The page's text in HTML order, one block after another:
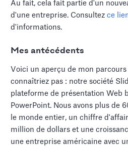
Au fait, cela fait partie d'un
d'une entreprise. Consultez ce
d'informations.
Mes antécédents
Voici un aperçu de mon parcours
connaîtriez pas : notre société
plateforme de présentation Web
PowerPoint. Nous avons plus de
le monde entier, un chiffre
million de dollars et une
une entreprise américaine avec